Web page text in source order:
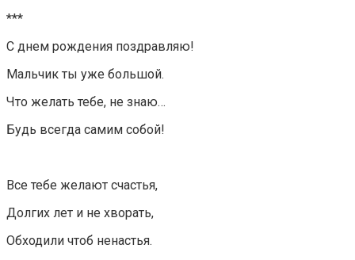
***
С днем рождения поздравляю!
Мальчик ты уже большой.
Что желать тебе, не знаю…
Будь всегда самим собой!
Все тебе желают счастья,
Долгих лет и не хворать,
Обходили чтоб ненастья.